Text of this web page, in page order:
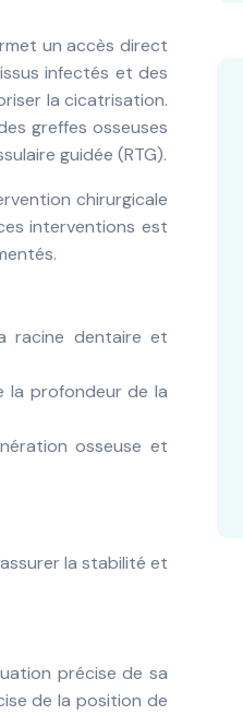
un accès direct
infectés et des
la cicatrisation.
greffes osseuses
guidée (RTG).
chirurgicale
interventions est
racine dentaire et
la profondeur de la
osseuse et
la stabilité et
précise de sa
de la position de